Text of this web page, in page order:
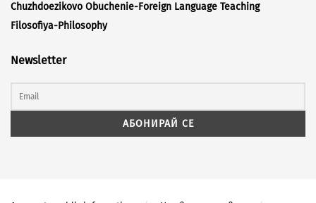
Chuzhdoezikovo Obuchenie-Foreign Language Teaching
Filosofiya-Philosophy
Newsletter